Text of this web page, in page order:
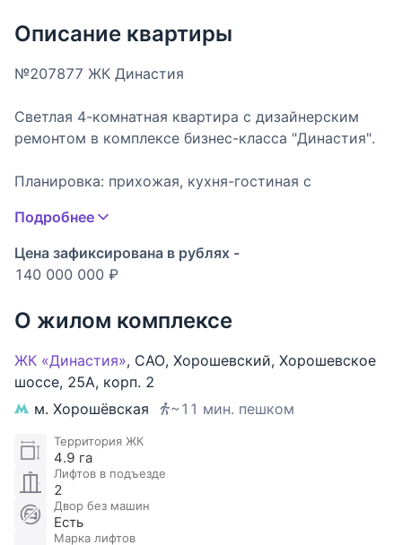
Описание квартиры
№207877 ЖК Династия
Светлая 4-комнатная квартира с дизайнерским
ремонтом в комплексе бизнес-класса "Династия".
Планировка: прихожая, кухня-гостиная с
лоджию, третья спальня (можно переоборудовать
в кабинет), ванная комната, гостевой санузел.
стиле современной классики по индивидуальному
дизайн-проекту. Панорамные окна в пол. Высота
потолков 3 метра.
Окна квартиры ориентированы на две стороны
света: из двух спален открывается вид в красивый
ухоженный двор с продуманным ландшафтом, из
окон кухни-гостиной и третьей спальни
панорамные виды на Москву и башни Москва-
Сити.
Подробнее
Цена зафиксирована в рублях -
140 000 000 ₽
О жилом комплексе
ЖК «Династия», САО, Хорошевский, Хорошевское
шоссе, 25А, корп. 2
м. Хорошёвская
~11 мин. пешком
Территория ЖК
4.9 га
Лифтов в подъезде
2
Двор без машин
Есть
Марка лифтов